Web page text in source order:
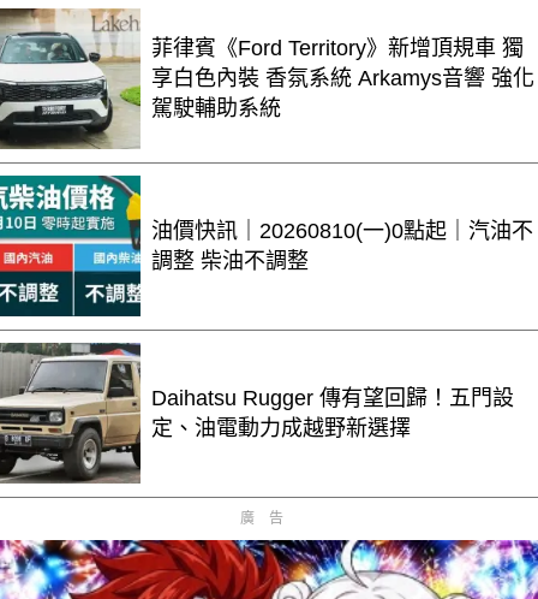
菲律賓《Ford Territory》新增頂規車 獨
享白色內裝 香氛系統 Arkamys音響 強化
駕駛輔助系統
油價快訊｜20260810(一)0點起｜汽油不
調整 柴油不調整
Daihatsu Rugger 傳有望回歸！五門設
定、油電動力成越野新選擇
廣告